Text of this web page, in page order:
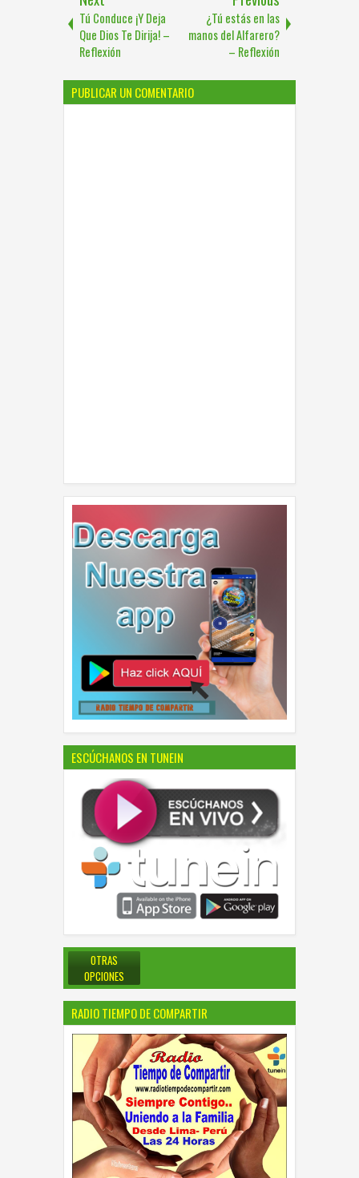
Tú Conduce ¡Y Deja
Que Dios Te Dirija! –
Reflexión
¿Tú estás en las
manos del Alfarero?
– Reflexión
PUBLICAR UN COMENTARIO
ESCÚCHANOS EN TUNEIN
OTRAS
OPCIONES
RADIO TIEMPO DE COMPARTIR